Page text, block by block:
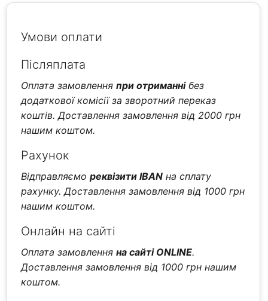
Умови оплати
Післяплата
Оплата замовленняпри отриманнібез
додаткової комісії за зворотний переказ
коштів. Доставлення замовлення від 2000 грн
нашим коштом.
Рахунок
Відправляємореквізити IBAN на сплату
рахунку. Доставлення замовлення від 1000 грн
нашим коштом.
Онлайн на сайті
Оплата замовленняна сайті ONLINE.
Доставлення замовлення від 1000 грн нашим
коштом.